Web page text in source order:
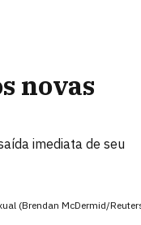
novas
imediata de seu
(Brendan McDermid/